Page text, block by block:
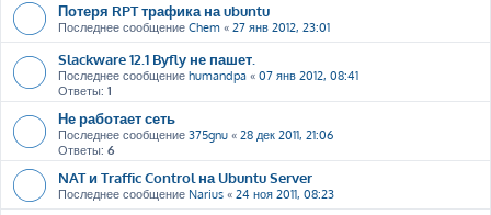
Потеря RPT трафика на ubuntu
Последнее сообщение Chem « 27 янв 2012, 23:01
Slackware 12.1 Byfly не пашет.
Последнее сообщение humandpa « 07 янв 2012, 08:41
Ответы: 1
Не работает сеть
Последнее сообщение 375gnu « 28 дек 2011, 21:06
Ответы: 6
NAT и Traffic Control на Ubuntu Server
Последнее сообщение Narius « 24 ноя 2011, 08:23